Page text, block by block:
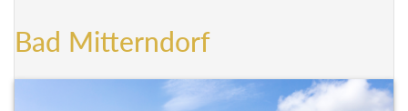
Bad Mitterndorf